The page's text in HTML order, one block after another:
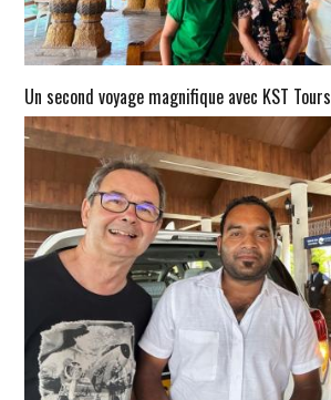
Un second voyage magnifique avec KST Tours